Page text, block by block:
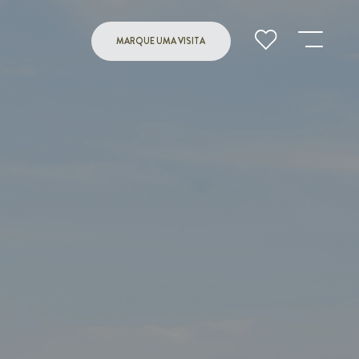
MARQUE UMA VISITA